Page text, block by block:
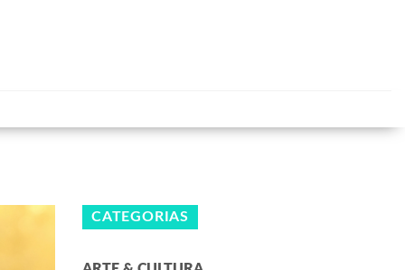
CATEGORIAS